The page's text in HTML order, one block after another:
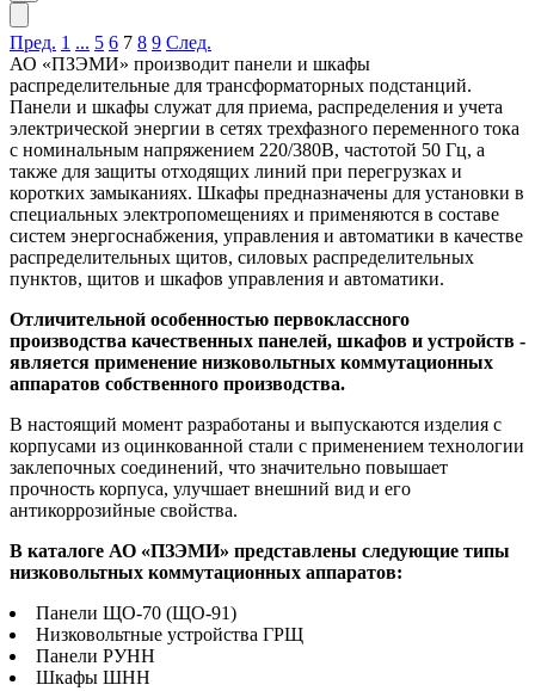
Пред. 1 ... 5 6 7 8 9 След.
АО «ПЗЭМИ» производит панели и шкафы
распределительные для трансформаторных подстанций.
Панели и шкафы служат для приема, распределения и учета
электрической энергии в сетях трехфазного переменного тока
с номинальным напряжением 220/380В, частотой 50 Гц, а
также для защиты отходящих линий при перегрузках и
коротких замыканиях. Шкафы предназначены для установки в
специальных электропомещениях и применяются в составе
систем энергоснабжения, управления и автоматики в качестве
распределительных щитов, силовых распределительных
пунктов, щитов и шкафов управления и автоматики.
Отличительной особенностью первоклассного
производства качественных панелей, шкафов и устройств -
является применение низковольтных коммутационных
аппаратов собственного производства.
В настоящий момент разработаны и выпускаются изделия с
корпусами из оцинкованной стали с применением технологии
заклепочных соединений, что значительно повышает
прочность корпуса, улучшает внешний вид и его
антикоррозийные свойства.
В каталоге АО «ПЗЭМИ» представлены следующие типы
низковольтных коммутационных аппаратов:
Панели ЩО-70 (ЩО-91)
Низковольтные устройства ГРЩ
Панели РУНН
Шкафы ШНН